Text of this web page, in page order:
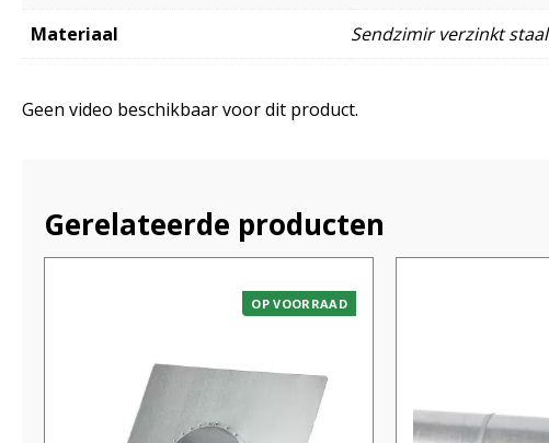
Materiaal Sendzimir verzinkt staal
Geen video beschikbaar voor dit product.
Gerelateerde producten
OP VOORRAAD